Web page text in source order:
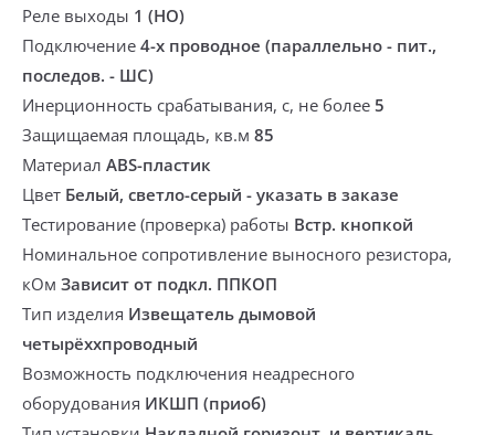
Реле выходы 1 (НО)
Подключение 4-х проводное (параллельно - пит.,
последов. - ШС)
Инерционность срабатывания, с, не более 5
Защищаемая площадь, кв.м 85
Материал ABS-пластик
Цвет Белый, светло-серый - указать в заказе
Тестирование (проверка) работы Встр. кнопкой
Номинальное сопротивление выносного резистора,
кОм Зависит от подкл. ППКОП
Тип изделия Извещатель дымовой
четырёххпроводный
Возможность подключения неадресного
оборудования ИКШП (приоб)